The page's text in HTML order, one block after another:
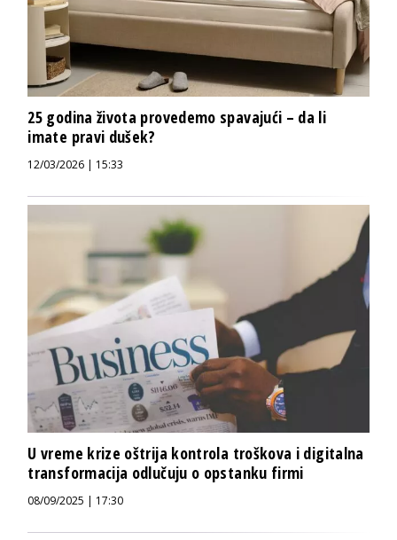
25 godina života provedemo spavajući – da li
imate pravi dušek?
12/03/2026 | 15:33
U vreme krize oštrija kontrola troškova i digitalna
transformacija odlučuju o opstanku firmi
08/09/2025 | 17:30